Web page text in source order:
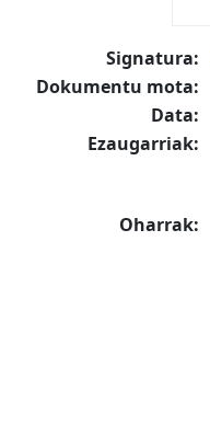
Signatura:
Dokumentu mota:
Data:
Ezaugarriak:
Oharrak: